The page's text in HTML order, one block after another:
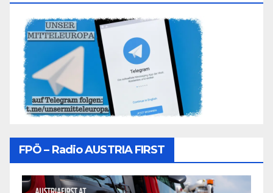
FPÖ – Radio AUSTRIA FIRST